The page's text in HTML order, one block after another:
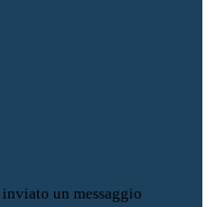
inviato un messaggio